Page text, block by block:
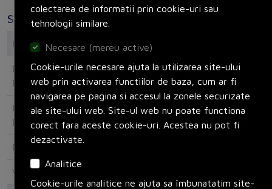
Specificatii
Electrical
Rated control supply voltage AC 50
Hz
240
Rated control supply voltage AC 60
Hz
0
Rated control supply voltage DC
Voltage type for actuating
colectarea de informatii prin cookie-uri sau
tehnologii similare.
Necesare (mereu active)
Cookie-urile necesare ajuta la utilizarea site-ului
web prin activarea functiilor de baza, cum ar fi
navigarea pe pagina si accesul la zonele securizate
ale site-ului web. Site-ul web nu poate functiona
corect fara aceste cookie-uri. Acestea nu pot fi
dezactivate.
Analitice
Cookie-urile analitice ne ajuta sa îmbunatatim site-